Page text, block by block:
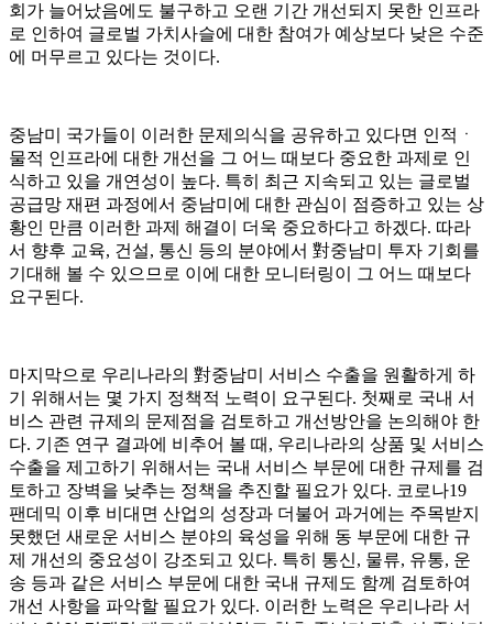
회가 늘어났음에도 불구하고 오랜 기간 개선되지 못한 인프라
로 인하여 글로벌 가치사슬에 대한 참여가 예상보다 낮은 수준
에 머무르고 있다는 것이다.
중남미 국가들이 이러한 문제의식을 공유하고 있다면 인적ㆍ
물적 인프라에 대한 개선을 그 어느 때보다 중요한 과제로 인
식하고 있을 개연성이 높다. 특히 최근 지속되고 있는 글로벌
공급망 재편 과정에서 중남미에 대한 관심이 점증하고 있는 상
황인 만큼 이러한 과제 해결이 더욱 중요하다고 하겠다. 따라
서 향후 교육, 건설, 통신 등의 분야에서 對중남미 투자 기회를
기대해 볼 수 있으므로 이에 대한 모니터링이 그 어느 때보다
요구된다.
마지막으로 우리나라의 對중남미 서비스 수출을 원활하게 하
기 위해서는 몇 가지 정책적 노력이 요구된다. 첫째로 국내 서
비스 관련 규제의 문제점을 검토하고 개선방안을 논의해야 한
다. 기존 연구 결과에 비추어 볼 때, 우리나라의 상품 및 서비스
수출을 제고하기 위해서는 국내 서비스 부문에 대한 규제를 검
토하고 장벽을 낮추는 정책을 추진할 필요가 있다. 코로나19
팬데믹 이후 비대면 산업의 성장과 더불어 과거에는 주목받지
못했던 새로운 서비스 분야의 육성을 위해 동 부문에 대한 규
제 개선의 중요성이 강조되고 있다. 특히 통신, 물류, 유통, 운
송 등과 같은 서비스 부문에 대한 국내 규제도 함께 검토하여
개선 사항을 파악할 필요가 있다. 이러한 노력은 우리나라 서